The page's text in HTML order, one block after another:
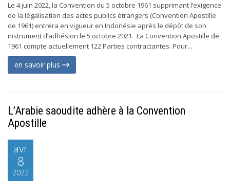
Le 4 juin 2022, la Convention du 5 octobre 1961 supprimant l’exigence
de la légalisation des actes publics étrangers (Convention Apostille
de 1961) entrera en vigueur en Indonésie après le dépôt de son
instrument d’adhésion le 5 octobre 2021. La Convention Apostille de
1961 compte actuellement 122 Parties contractantes. Pour...
en savoir plus
L’Arabie saoudite adhère à la Convention
Apostille
avr
8
2022